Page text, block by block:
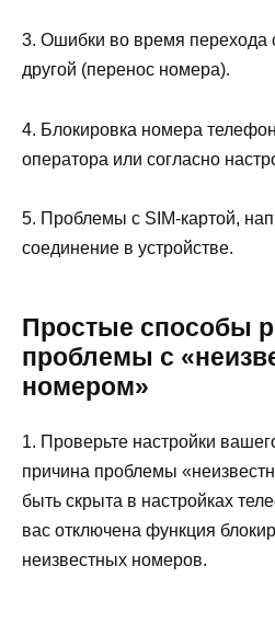
3. Ошибки во время перехода
другой (перенос номера).
4. Блокировка номера
оператора или согласно
5. Проблемы с SIM-картой,
соединение в устройстве.
Простые способы
проблемы с
номером»
1. Проверьте настройки
причина проблемы
быть скрыта в настройках
вас отключена функция
неизвестных номеров.